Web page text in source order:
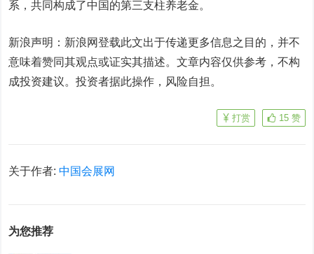
系，共同构成了中国的第三支柱养老金。
新浪声明：新浪网登载此文出于传递更多信息之目的，并不
意味着赞同其观点或证实其描述。文章内容仅供参考，不构
成投资建议。投资者据此操作，风险自担。
15 赞
打赏
关于作者:中国会展网
为您推荐